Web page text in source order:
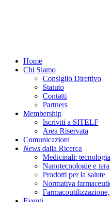
Menu
Home
Chi Siamo
Consiglio Direttivo
Statuto
Contatti
Partners
Membership
Iscriviti a SITELF
Area Riservata
Comunicazioni
News dalla Ricerca
Medicinali:
Nanotecnologie e
Prodotti per la salute
Normativa